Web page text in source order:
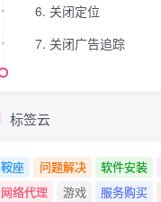
6. 关闭定位
7. 关闭广告追踪
标签云
鞍座 问题解决 软件安装
网络代理
游戏 服务购买